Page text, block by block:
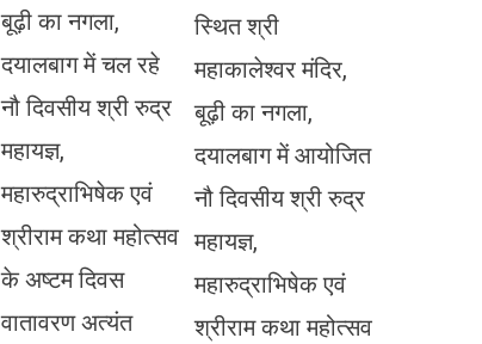
बूढ़ी का नगला,
दयालबाग में चल रहे
नौ दिवसीय श्री रुद्र
महायज्ञ,
महारुद्राभिषेक एवं
श्रीराम कथा महोत्सव
के अष्टम दिवस
वातावरण अत्यंत
स्थित श्री
महाकालेश्वर मंदिर,
बूढ़ी का नगला,
दयालबाग में आयोजित
नौ दिवसीय श्री रुद्र
महायज्ञ,
महारुद्राभिषेक एवं
श्रीराम कथा महोत्सव